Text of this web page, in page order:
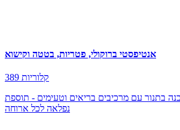
אנטיפסטי ברוקולי, פטריות, בטטה וקישוא
389 קלוריות
בתנור עם מרכיבים בריאים וטעימים - תוספת
נפלאה לכל ארוחה